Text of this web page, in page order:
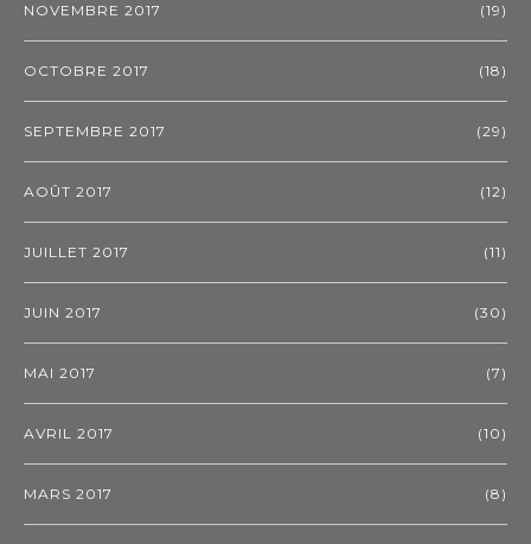
NOVEMBRE 2017 (19)
OCTOBRE 2017 (18)
SEPTEMBRE 2017 (29)
AOÛT 2017 (12)
JUILLET 2017 (11)
JUIN 2017 (30)
MAI 2017 (7)
AVRIL 2017 (10)
MARS 2017 (8)